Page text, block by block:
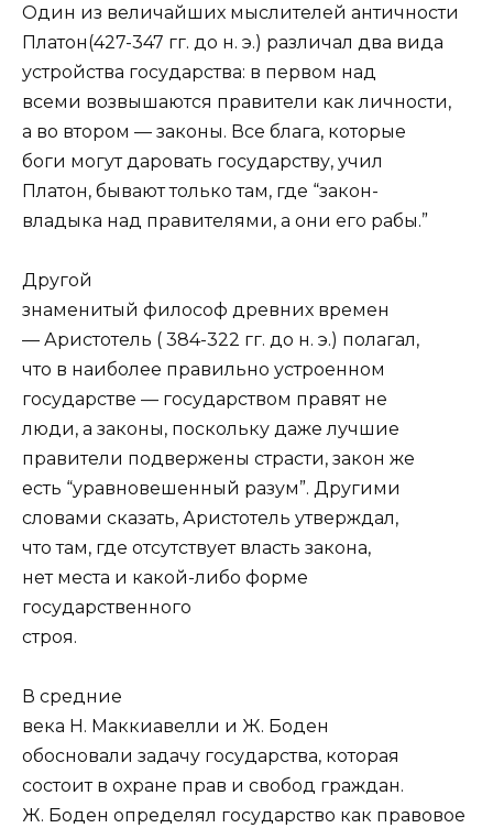
Один из величайших мыслителей античности
Платон(427-347 гг. до н. э.) различал два вида
устройства государства: в первом над
всеми возвышаются правители как личности,
а во втором — законы. Все блага, которые
боги могут даровать государству, учил
Платон, бывают только там, где “закон-
владыка над правителями, а они его рабы.”
Другой
знаменитый философ древних времен
— Аристотель ( 384-322 гг. до н. э.) полагал,
что в наиболее правильно устроенном
государстве — государством правят не
люди, а законы, поскольку даже лучшие
правители подвержены страсти, закон же
есть “уравновешенный разум”. Другими
словами сказать, Аристотель утверждал,
что там, где отсутствует власть закона,
нет места и какой-либо форме
государственного
строя.
В средние
века Н. Маккиавелли и Ж. Боден
обосновали задачу государства, которая
состоит в охране прав и свобод граждан.
Ж. Боден определял государство как правовое